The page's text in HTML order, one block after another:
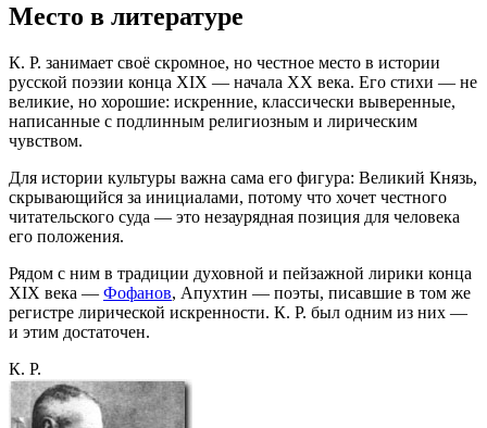
Место в литературе
К. Р. занимает своё скромное, но честное место в истории
русской поэзии конца XIX — начала XX века. Его стихи — не
великие, но хорошие: искренние, классически выверенные,
написанные с подлинным религиозным и лирическим
чувством.
Для истории культуры важна сама его фигура: Великий Князь,
скрывающийся за инициалами, потому что хочет честного
читательского суда — это незаурядная позиция для человека
его положения.
Рядом с ним в традиции духовной и пейзажной лирики конца
XIX века — Фофанов, Апухтин — поэты, писавшие в том же
регистре лирической искренности. К. Р. был одним из них —
и этим достаточен.
К. Р.